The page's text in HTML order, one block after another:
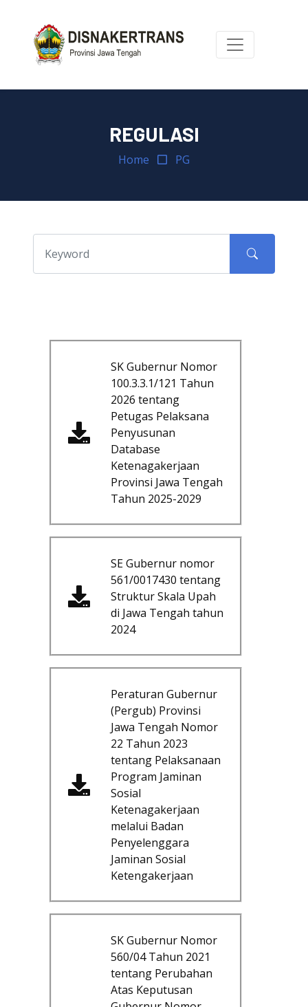
REGULASI
Home PG
SK Gubernur Nomor
100.3.3.1/121 Tahun
2026 tentang
Petugas Pelaksana
Penyusunan
Database
Ketenagakerjaan
Provinsi Jawa Tengah
Tahun 2025-2029
SE Gubernur nomor
561/0017430 tentang
Struktur Skala Upah
di Jawa Tengah tahun
2024
Peraturan Gubernur
(Pergub) Provinsi
Jawa Tengah Nomor
22 Tahun 2023
tentang Pelaksanaan
Program Jaminan
Sosial
Ketenagakerjaan
melalui Badan
Penyelenggara
Jaminan Sosial
Ketengakerjaan
SK Gubernur Nomor
560/04 Tahun 2021
tentang Perubahan
Atas Keputusan